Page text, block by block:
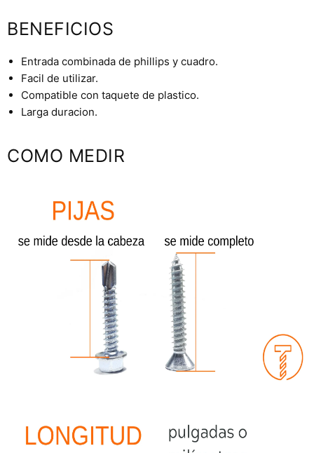
BENEFICIOS
Entrada combinada de phillips y cuadro.
Facil de utilizar.
Compatible con taquete de plastico.
Larga duracion.
COMO MEDIR